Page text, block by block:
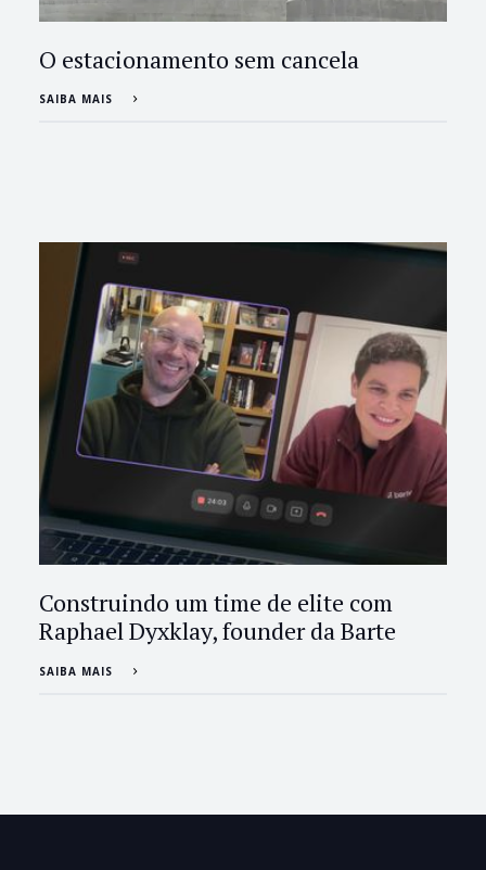
O estacionamento sem cancela
SAIBA MAIS
Construindo um time de elite com
Raphael Dyxklay, founder da Barte
SAIBA MAIS